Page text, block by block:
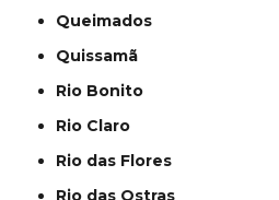
Queimados
Quissamã
Rio Bonito
Rio Claro
Rio das Flores
Rio das Ostras